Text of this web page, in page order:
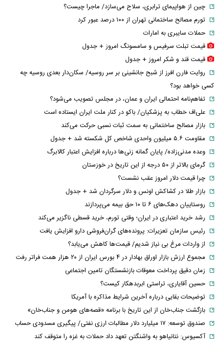
چین از هواپیمای ترابری، سلاح می‌سازد/ ماجرا چیست؟
تورم مصالح ساختمانی تهران از ۱۰۰ درصد عبور کرد
حملات سایبری به امارات
قیمت تبلت سرفیس و سامسونگ امروز + جدول
قیمت قند و شکر امروز + جدول
روایت فارن افرز از شبح جانشینی بر سر روسیه/ سکان‌دار بعدی روسیه چه
کسی خواهد بود؟
تفاهم‌نامه احتمالی ایران و عمان، در مجلس تصویب می‌شود؟
علی‌اف خطاب به پزشکیان/ باکو در کنار ملت ایران ایستاده است
بازار مصالح ساختمانی به سمت ثبات نسبی حرکت می‌کند
مقاومت ۵.۶ میلیون واحدی شاخص کل شکسته شد + جدول
وعده مدنی‌زاده/ پایان گمانه زنی‌ها درباره افزایش اعتبار کالابرگ
گرمای بالاتر از ۵۰ درجه از این تاریخ در خوزستان
چرا قیمت دلار امروز عقب نشست؟
بازار طلا در کشاکش اونس و دلار سرگردان شد + جدول
روستاییان دهک‌های ۶ تا ۱۰ حق بیمه می‌پردازند
رشد خرید اعتباری در ایران؛ وقتی تورم، خرید قسطی ناگزیر می‌کند
رئیس سازمان تعزیرات: پرونده‌های گران‌فروشی دارو افزایش یافت
از واردات مرغ بی نیاز شدیم/ قیمت‌ها کاهش می‌یابد؟
مجموع ارزش بازار اوراق بهادار در ۴ بورس ایران از ۲۰ هزار همت فراتر رفت
زمان دقیق پرداخت معوقات بازنشستگان تامین اجتماعی
حسین آقایاری، تراستی ابربدهکار کیست؟
توضیحات بقایی درباره آخرین شرایط مذاکره با آمریکا
بازگشت جناب‌خان از این تاریخ با برنامه «قصه‌های هومن و جناب‌خان»
صندوق توسعه: ۱۷ میلیارد دلار مطالبات ارزی نفتی/ پیگیری مسدودی حساب
آکسیوس: نتانیاهو به واشنگتن تعهد داد حملات به غزه را متوقف کند